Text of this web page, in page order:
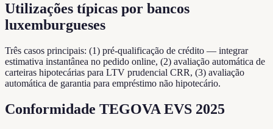
Utilizações típicas por bancos
luxemburgueses
Três casos principais: (1) pré-qualificação de crédito — integrar
estimativa instantânea no pedido online, (2) avaliação automática de
carteiras hipotecárias para LTV prudencial CRR, (3) avaliação
automática de garantia para empréstimo não hipotecário.
Conformidade TEGOVA EVS 2025